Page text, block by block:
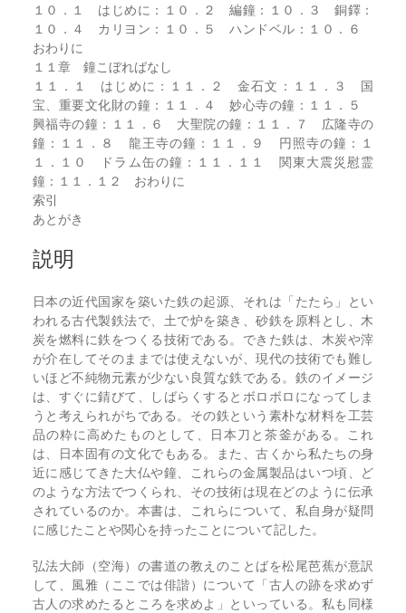
１０．１ はじめに：１０．２ 編鐘：１０．３ 銅鐸：
１０．４ カリヨン：１０．５ ハンドベル：１０．６
おわりに
１１章 鐘こぼればなし
１１．１ はじめに：１１．２ 金石文：１１．３ 国
宝、重要文化財の鐘：１１．４ 妙心寺の鐘：１１．５
興福寺の鐘：１１．６ 大聖院の鐘：１１．７ 広隆寺の
鐘：１１．８ 龍王寺の鐘：１１．９ 円照寺の鐘：１
１．１０ ドラム缶の鐘：１１．１１ 関東大震災慰霊
鐘：１１．１２ おわりに
索引
あとがき
説明
日本の近代国家を築いた鉄の起源、それは「たたら」とい
われる古代製鉄法で、土で炉を築き、砂鉄を原料とし、木
炭を燃料に鉄をつくる技術である。できた鉄は、木炭や滓
が介在してそのままでは使えないが、現代の技術でも難し
いほど不純物元素が少ない良質な鉄である。鉄のイメージ
は、すぐに錆びて、しばらくするとボロボロになってしま
うと考えられがちである。その鉄という素朴な材料を工芸
品の粋に高めたものとして、日本刀と茶釜がある。これ
は、日本固有の文化でもある。また、古くから私たちの身
近に感じてきた大仏や鐘、これらの金属製品はいつ頃、ど
のような方法でつくられ、その技術は現在どのように伝承
されているのか。本書は、これらについて、私自身が疑問
に感じたことや関心を持ったことについて記した。
弘法大師（空海）の書道の教えのことばを松尾芭蕉が意訳
して、風雅（ここでは俳諧）について「古人の跡を求めず
古人の求めたるところを求めよ」といっている。私も同様